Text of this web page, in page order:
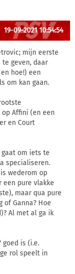
19-09-2021 10:54:54
mijn eerste
geven, daar
hoe!) een
om kan gaan.
op Affini (en een
en Court
om iets te
specialiseren.
wederom op
een pure vlakke
maar qua pure
of Ganna? Hoe
Al met al ga ik
is (i.e.
rol speelt in